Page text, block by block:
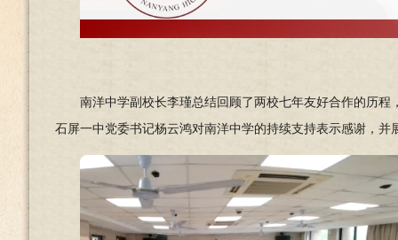
南洋中学副校长李瑾总结回顾了两校七年友好合作的历
石屏一中党委书记杨云鸿对南洋中学的持续支持表示感谢，